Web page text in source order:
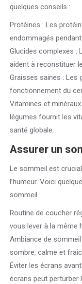
quelques conseils :
Protéines : Les
endommagés pendant
Glucides complexes :
aident à reconstituer
Graisses saines : Les
fonctionnement du
Vitamines et
légumes fournit les
santé globale.
Assurer un
Le sommeil est
l’humeur. Voici
sommeil :
Routine de coucher
vous lever à la même
Ambiance de
sombre, calme et
Éviter les écrans
écrans peut perturber